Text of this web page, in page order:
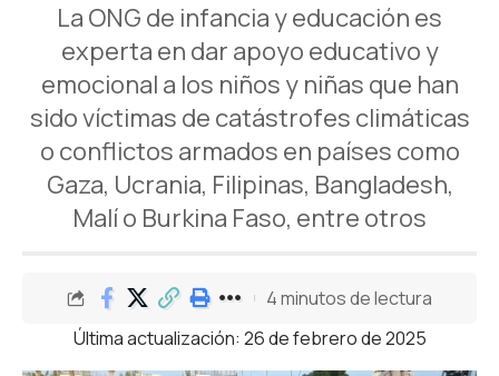
La ONG de infancia y educación es
experta en dar apoyo educativo y
emocional a los niños y niñas que han
sido víctimas de catástrofes climáticas
o conflictos armados en países como
Gaza, Ucrania, Filipinas, Bangladesh,
Malí o Burkina Faso, entre otros
Última actualización: 26 de febrero de 2025
4 minutos de lectura